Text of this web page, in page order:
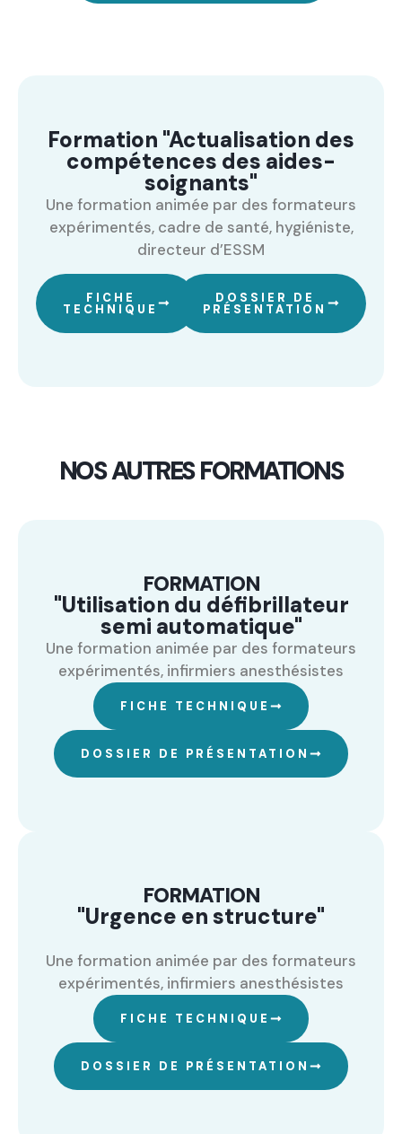
Formation "Actualisation des
compétences des aides-
soignants"
Une formation animée par des formateurs
expérimentés, cadre de santé, hygiéniste,
directeur d’ESSM
FICHE
TECHNIQUE
DOSSIER DE
PRÉSENTATION
NOS AUTRES FORMATIONS
FORMATION
"Utilisation du défibrillateur
semi automatique"
Une formation animée par des formateurs
expérimentés, infirmiers anesthésistes
FICHE TECHNIQUE
DOSSIER DE PRÉSENTATION
FORMATION
"Urgence en structure"
Une formation animée par des formateurs
expérimentés, infirmiers anesthésistes
FICHE TECHNIQUE
DOSSIER DE PRÉSENTATION